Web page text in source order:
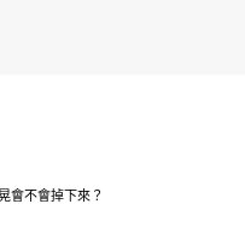
會不會掉下來？